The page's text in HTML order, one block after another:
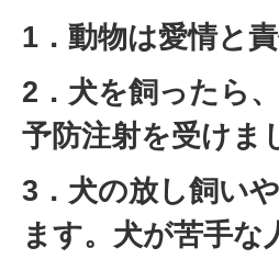
1．動物は愛情と
2．犬を飼ったら
予防注射を受けま
3．犬の放し飼い
ます。犬が苦手